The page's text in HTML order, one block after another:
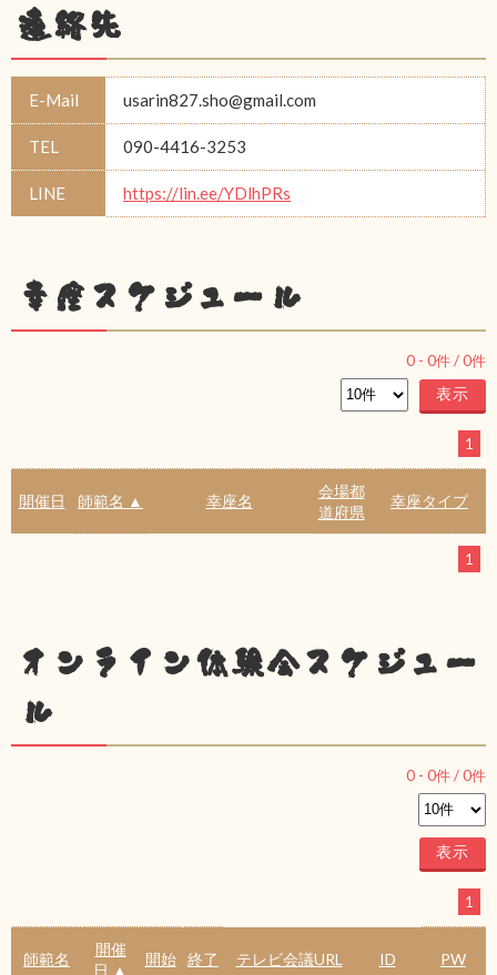
連絡先
E-Mail usarin827.sho@gmail.com
TEL 090-4416-3253
LINE https://lin.ee/YDlhPRs
幸座スケジュール
0 - 0件 /0件
1
開催日 師範名 ▲ 幸座名
会場都
道府県
幸座タイプ
1
オンライン体験会スケジュー
ル
0 - 0件 /0件
1
師範名
開催
日 ▲
開始 終了 テレビ会議URL ID PW